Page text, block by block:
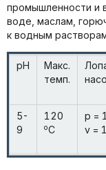
промышленности и
воде, маслам,
к водным
pH
Макс.
темп.
5-
9
120
oC
p =
v =